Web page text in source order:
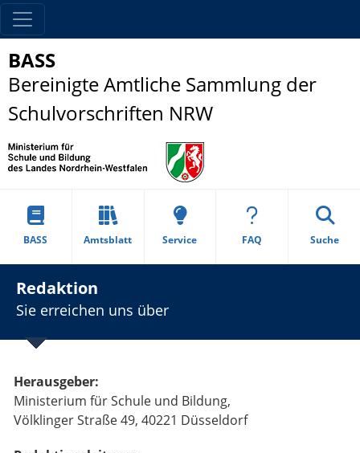
BASS
Bereinigte Amtliche Sammlung der
Schulvorschriften NRW
BASS Amtsblatt Service FAQ Suche
Redaktion
Sie erreichen uns über
Herausgeber:
Ministerium für Schule und Bildung,
Völklinger Straße 49, 40221 Düsseldorf